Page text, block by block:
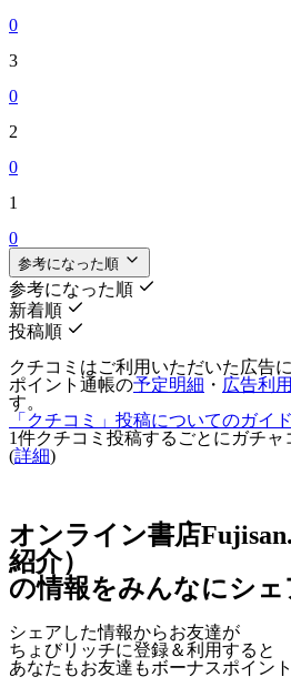
0
3
0
2
0
1
0
参考になった順
参考になった順
新着順
投稿順
クチコミはご利用いただいた広告に
ポイント通帳の予定明細 ・ 広告利
す。
「クチコミ」投稿についてのガイ
1件クチコミ投稿するごとに ガチャ
(詳細)
オンライン書店
紹介）
の情報をみんなにシェ
シェアした情報からお友達が
ちょびリッチに登録＆利用すると
あなたもお友達もボーナスポイント